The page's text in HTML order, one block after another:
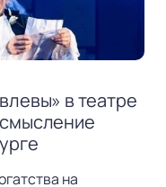
в театре
на